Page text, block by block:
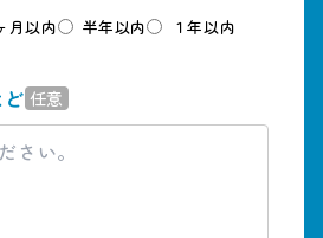
月以内 半年以内
１年以内
任意